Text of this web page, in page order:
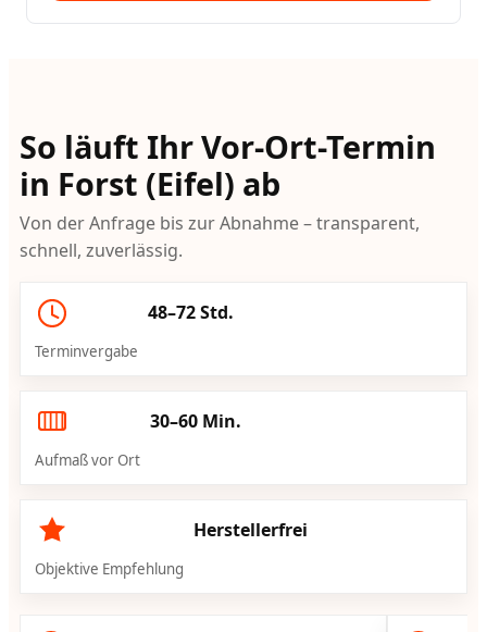
So läuft Ihr Vor-Ort-Termin
in Forst (Eifel) ab
Von der Anfrage bis zur Abnahme – transparent,
schnell, zuverlässig.
48–72 Std.
Terminvergabe
30–60 Min.
Aufmaß vor Ort
Herstellerfrei
Objektive Empfehlung